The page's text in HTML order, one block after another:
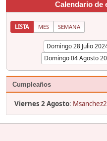
Calendario de
LISTA MES SEMANA
Cumpleaños
Viernes 2 Agosto: